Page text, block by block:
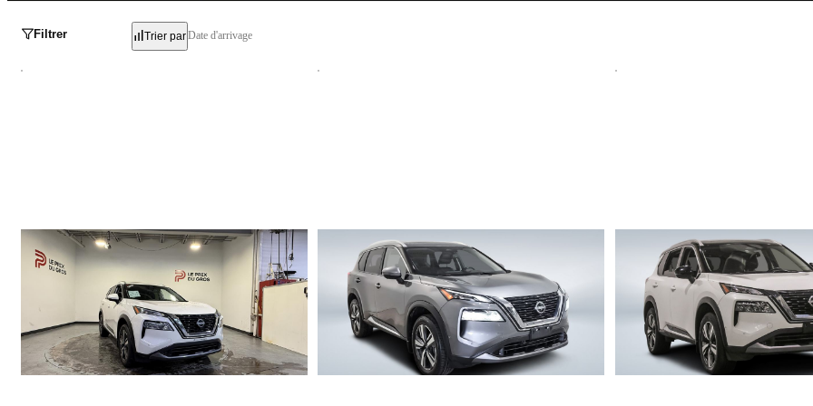
Filtrer Trier parDate d'arrivage
Nissan Rogue
27 995 $
Stock NW0043 / NIV 200261
Nissan Rogue
SL 2023
68 751 km
24 995 $
Stock CL7012 / NIV 182971
Nissan Rogue
SL 2023
100 247 km
22 698 $
Stock 728190 / NIV 185940